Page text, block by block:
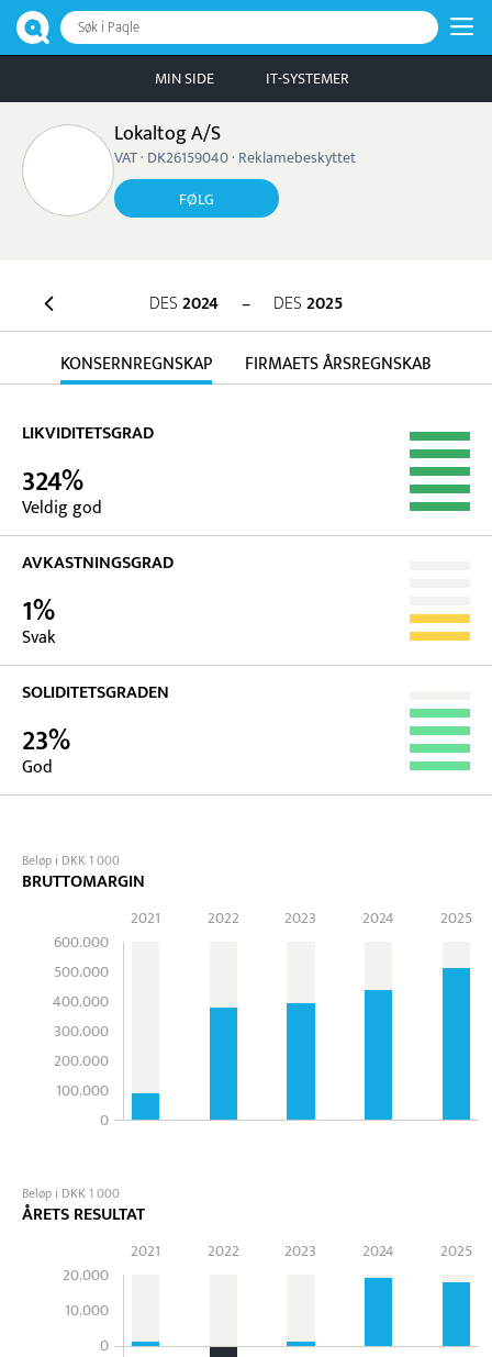
Søk i Paqle
MIN SIDE IT-SYSTEMER
Lokaltog A/S
VAT · DK26159040 · Reklamebeskyttet
FØLG
DES2024 – DES2025
KONSERNREGNSKAP FIRMAETS ÅRSREGNSKAB
LIKVIDITETSGRAD
324%
Veldig god
AVKASTNINGSGRAD
1%
Svak
SOLIDITETSGRADEN
23%
God
Beløp i DKK 1 000
BRUTTOMARGIN
600.000
500.000
400.000
300.000
200.000
100.000
0
2021 2022 2023 2024 2025
Beløp i DKK 1 000
ÅRETS RESULTAT
20.000
10.000
0
2021 2022 2023 2024 2025